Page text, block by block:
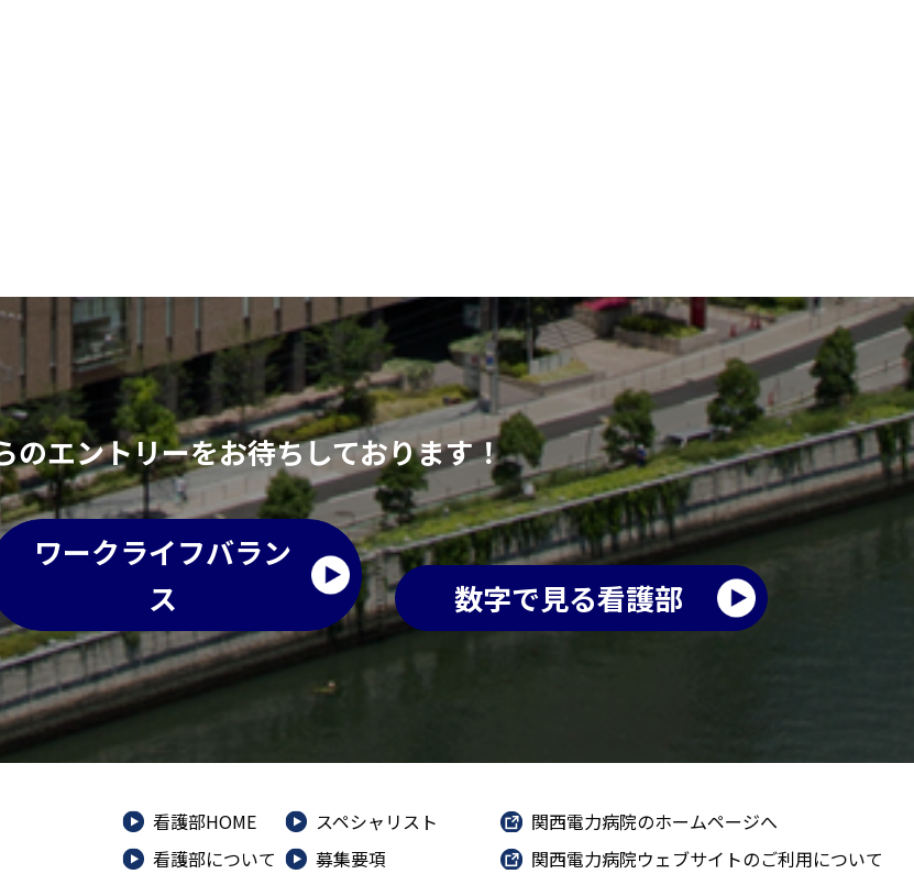
のエントリーをお待ちしております！
ワークライフバラン
ス
数字で見る看護部
看護部HOME
看護部について
スペシャリスト
募集要項
関西電力病院のホームページへ
関西電力病院ウェブサイトのご利用について